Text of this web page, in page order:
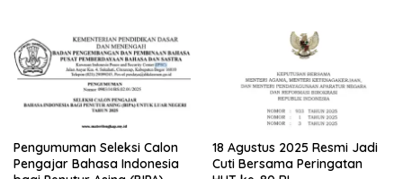
Pengumuman Seleksi Calon
Pengajar Bahasa Indonesia
18 Agustus 2025 Resmi Jadi
Cuti Bersama Peringatan